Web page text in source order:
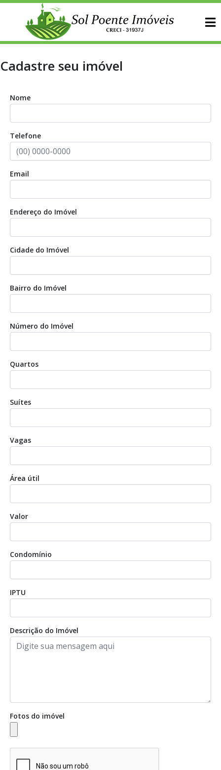
Cadastre seu imóvel
Nome
Telefone
Email
Endereço do Imóvel
Cidade do Imóvel
Bairro do Imóvel
Número do Imóvel
Quartos
Suítes
Vagas
Área útil
Valor
Condomínio
IPTU
Descrição do Imóvel
Fotos do imóvel